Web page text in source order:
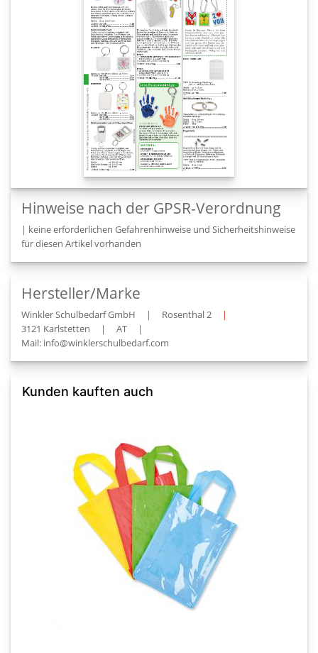
Hinweise nach der GPSR-Verordnung
| keine erforderlichen Gefahrenhinweise und Sicherheitshinweise
für diesen Artikel vorhanden
Hersteller/Marke
Winkler Schulbedarf GmbH | Rosenthal 2
|
3121 Karlstetten
| AT
|
Mail: info@winklerschulbedarf.com
Kunden kauften auch